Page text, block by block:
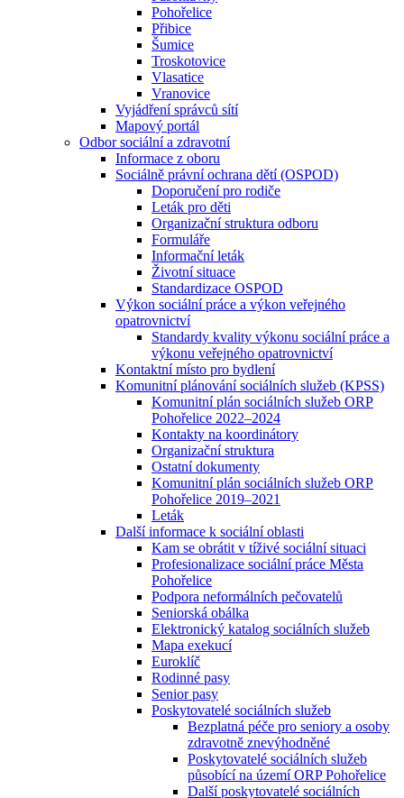
Pohořelice
Přibice
Šumice
Troskotovice
Vlasatice
Vranovice
Vyjádření správců sítí
Mapový portál
Odbor sociální a zdravotní
Informace z oboru
Sociálně právní ochrana dětí (OSPOD)
Doporučení pro rodiče
Leták pro děti
Organizační struktura odboru
Formuláře
Informační leták
Životní situace
Standardizace OSPOD
Výkon sociální práce a výkon veřejného
opatrovnictví
Standardy kvality výkonu sociální práce a
výkonu veřejného opatrovnictví
Kontaktní místo pro bydlení
Komunitní plánování sociálních služeb (KPSS)
Komunitní plán sociálních služeb ORP
Pohořelice 2022–2024
Kontakty na koordinátory
Organizační struktura
Ostatní dokumenty
Komunitní plán sociálních služeb ORP
Pohořelice 2019–2021
Leták
Další informace k sociální oblasti
Kam se obrátit v tíživé sociální situaci
Profesionalizace sociální práce Města
Pohořelice
Podpora neformálních pečovatelů
Seniorská obálka
Elektronický katalog sociálních služeb
Mapa exekucí
Euroklíč
Rodinné pasy
Senior pasy
Poskytovatelé sociálních služeb
Bezplatná péče pro seniory a osoby
zdravotně znevýhodněné
Poskytovatelé sociálních služeb
působící na území ORP Pohořelice
Další poskytovatelé sociálních